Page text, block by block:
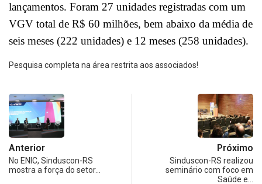
lançamentos. Foram 27 unidades registradas com um
VGV total de R$ 60 milhões, bem abaixo da média de
seis meses (222 unidades) e 12 meses (258 unidades).
Pesquisa completa na área restrita aos associados!
Anterior
No ENIC, Sinduscon-RS
mostra a força do setor…
Próximo
Sinduscon-RS realizou
seminário com foco em
Saúde e…